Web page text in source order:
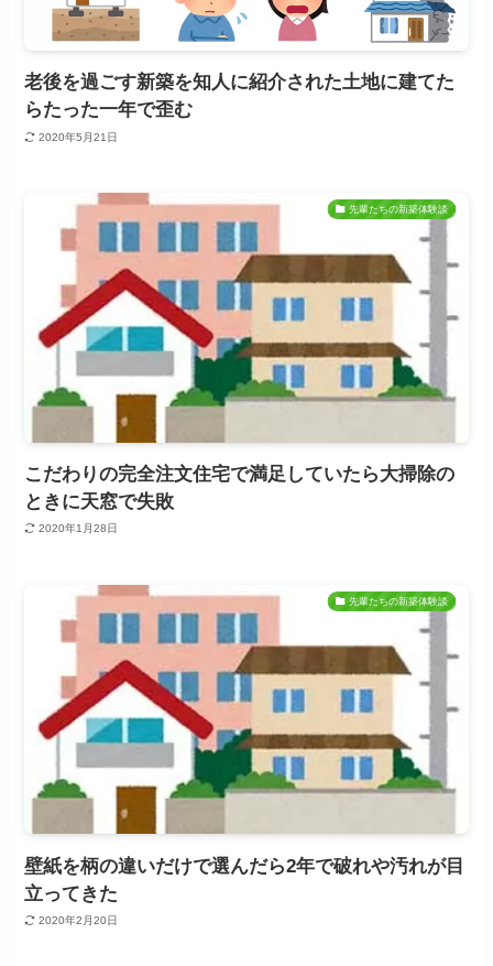
老後を過ごす新築を知人に紹介された土地に建てた
らたった一年で歪む
2020年5月21日
先輩たちの新築体験談
こだわりの完全注文住宅で満足していたら大掃除の
ときに天窓で失敗
2020年1月28日
先輩たちの新築体験談
壁紙を柄の違いだけで選んだら2年で破れや汚れが目
立ってきた
2020年2月20日